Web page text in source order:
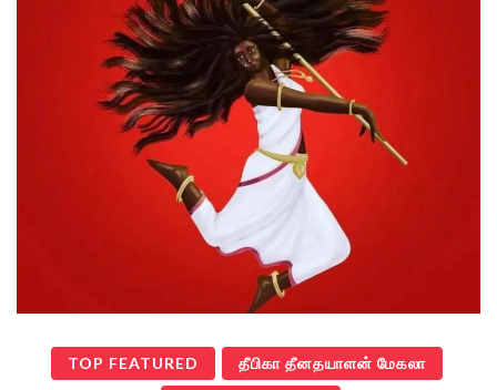
TOP FEATURED தீபிகா தீனதயாளன் மேகலா